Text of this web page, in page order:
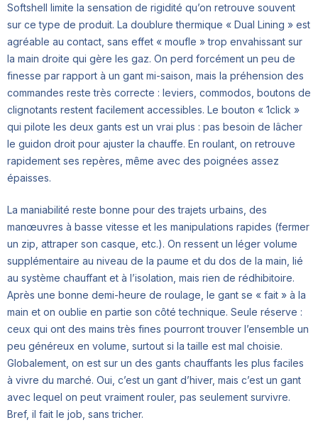
Softshell limite la sensation de rigidité qu’on retrouve souvent
sur ce type de produit. La doublure thermique « Dual Lining » est
agréable au contact, sans effet « moufle » trop envahissant sur
la main droite qui gère les gaz. On perd forcément un peu de
finesse par rapport à un gant mi-saison, mais la préhension des
commandes reste très correcte : leviers, commodos, boutons de
clignotants restent facilement accessibles. Le bouton « 1click »
qui pilote les deux gants est un vrai plus : pas besoin de lâcher
le guidon droit pour ajuster la chauffe. En roulant, on retrouve
rapidement ses repères, même avec des poignées assez
épaisses.
La maniabilité reste bonne pour des trajets urbains, des
manœuvres à basse vitesse et les manipulations rapides (fermer
un zip, attraper son casque, etc.). On ressent un léger volume
supplémentaire au niveau de la paume et du dos de la main, lié
au système chauffant et à l’isolation, mais rien de rédhibitoire.
Après une bonne demi-heure de roulage, le gant se « fait » à la
main et on oublie en partie son côté technique. Seule réserve :
ceux qui ont des mains très fines pourront trouver l’ensemble un
peu généreux en volume, surtout si la taille est mal choisie.
Globalement, on est sur un des gants chauffants les plus faciles
à vivre du marché. Oui, c’est un gant d’hiver, mais c’est un gant
avec lequel on peut vraiment rouler, pas seulement survivre.
Bref, il fait le job, sans tricher.